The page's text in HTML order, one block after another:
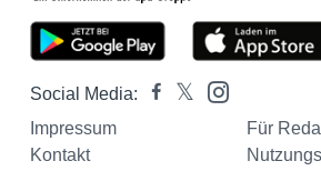
Social Media:
Impressum
Für
Kontakt